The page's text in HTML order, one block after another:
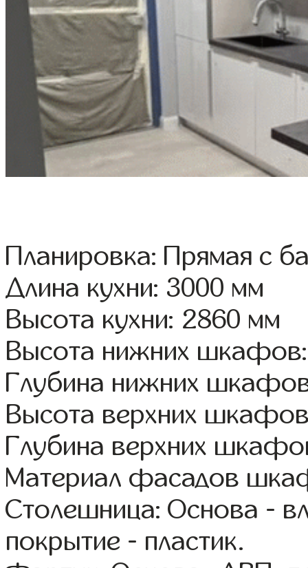
Планировка: Прямая с
Длина кухни: 3000 мм
Высота кухни: 2860 мм
Высота нижних
Глубина нижних
Высота верхних
Глубина верхних
Материал фасадов
Столешница: Основа -
покрытие - пластик.